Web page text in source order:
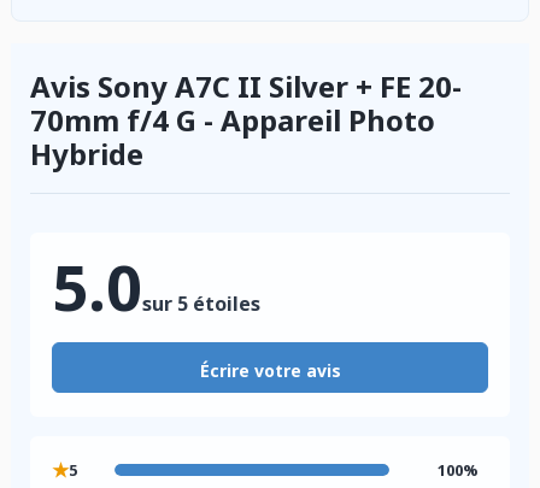
Avis Sony A7C II Silver + FE 20-
70mm f/4 G - Appareil Photo
Hybride
5.0sur 5 étoiles
Écrire votre avis
★5 100%